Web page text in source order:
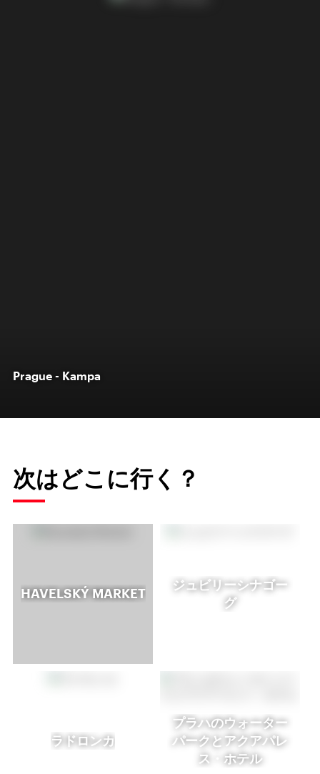
Prague - Kampa
次はどこに行く？
HAVELSKÝ MARKET
ジュビリーシナゴー
グ
ラドロンカ
プラハのウォーター
パークとアクアパレ
ス・ホテル